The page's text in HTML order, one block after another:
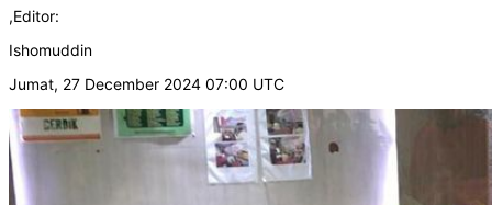
,Editor:
Ishomuddin
Jumat, 27 December 2024 07:00 UTC